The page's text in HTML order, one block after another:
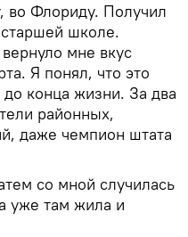
во Флориду. Получил
школе.
мне вкус
Я понял, что это
конца жизни. За два
районных,
даже чемпион штата
со мной случилась
уже там жила и